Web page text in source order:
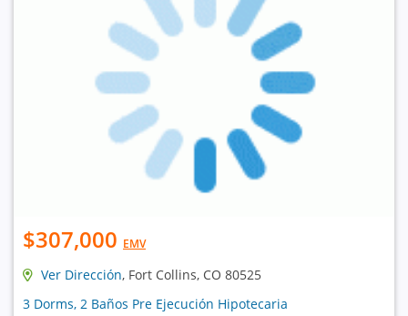
$307,000 EMV
Ver Dirección, Fort Collins, CO 80525
3 Dorms, 2 Baños Pre Ejecución Hipotecaria